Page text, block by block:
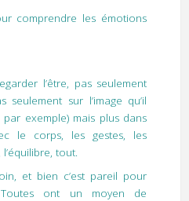
comprendre les émotions
l’être, pas seulement
seulement sur l’image qu’il
exemple) mais plus dans
le corps, les gestes, les
tout.
et bien c’est pareil pour
ont un moyen de